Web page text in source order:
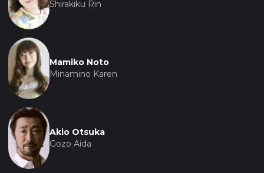
Shirakiku Rin
Mamiko Noto
Minamino Karen
Akio Otsuka
Gozo Aida